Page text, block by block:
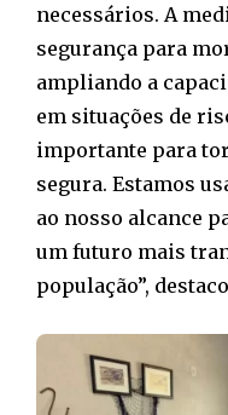
necessários. A
segurança para
ampliando a
em situações de
importante para
segura. Estamos
ao nosso alcance
um futuro mais
população”,